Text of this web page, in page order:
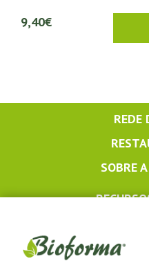
9,40€
REDE
SOBRE
(dias úteis das 8h30